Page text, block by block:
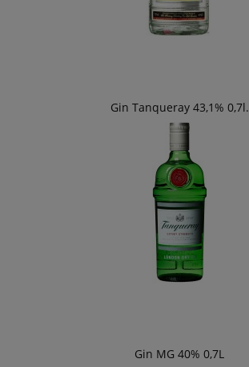
Gin Tanqueray 43,1% 0,7l.
Gin MG 40% 0,7L